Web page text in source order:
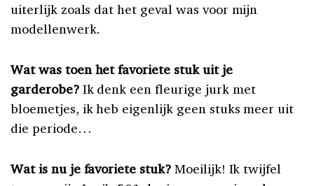
uiterlijk zoals dat het geval was voor mijn
modellenwerk.
Wat was toen het favoriete stuk uit je
garderobe?Ik denk een fleurige jurk met
bloemetjes, ik heb eigenlijk geen stuks meer uit
die periode…
Wat is nu je favoriete stuk?Moeilijk! Ik twijfel